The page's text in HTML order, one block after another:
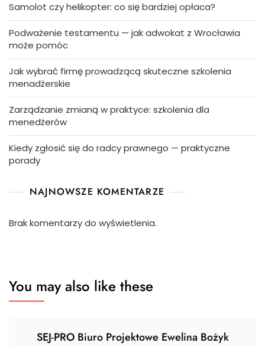
Samolot czy helikopter: co się bardziej opłaca?
Podważenie testamentu — jak adwokat z Wrocławia
może pomóc
Jak wybrać firmę prowadzącą skuteczne szkolenia
menadżerskie
Zarządzanie zmianą w praktyce: szkolenia dla
menedżerów
Kiedy zgłosić się do radcy prawnego — praktyczne
porady
NAJNOWSZE KOMENTARZE
Brak komentarzy do wyświetlenia.
You may also like these
SEJ-PRO Biuro Projektowe Ewelina Bożyk